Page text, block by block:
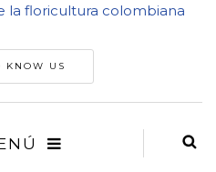
la floricultura colombiana
KNOW US